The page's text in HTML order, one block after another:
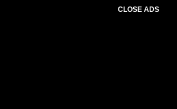
CLOSE ADS